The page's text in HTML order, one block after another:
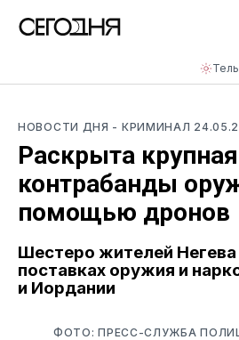
НОВОСТИ ДНЯ - КРИМИНАЛ
Раскрыта
контрабанды
помощью дронов
Шестеро жителей
поставках оружия и
и Иордании
ФОТО: ПРЕСС-СЛУЖБА